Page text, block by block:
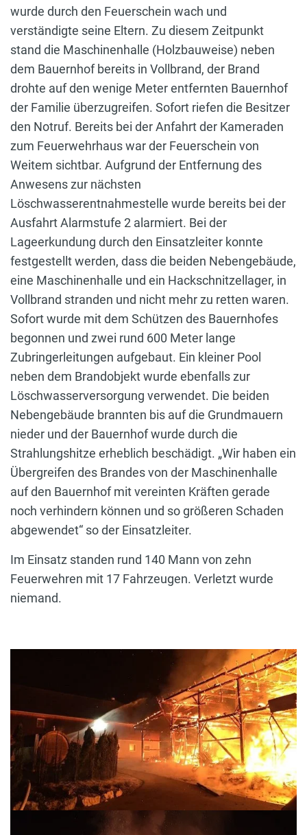
wurde durch den Feuerschein wach und
verständigte seine Eltern. Zu diesem Zeitpunkt
stand die Maschinenhalle (Holzbauweise) neben
dem Bauernhof bereits in Vollbrand, der Brand
drohte auf den wenige Meter entfernten Bauernhof
der Familie überzugreifen. Sofort riefen die Besitzer
den Notruf. Bereits bei der Anfahrt der Kameraden
zum Feuerwehrhaus war der Feuerschein von
Weitem sichtbar. Aufgrund der Entfernung des
Anwesens zur nächsten
Löschwasserentnahmestelle wurde bereits bei der
Ausfahrt Alarmstufe 2 alarmiert. Bei der
Lageerkundung durch den Einsatzleiter konnte
festgestellt werden, dass die beiden Nebengebäude,
eine Maschinenhalle und ein Hackschnitzellager, in
Vollbrand stranden und nicht mehr zu retten waren.
Sofort wurde mit dem Schützen des Bauernhofes
begonnen und zwei rund 600 Meter lange
Zubringerleitungen aufgebaut. Ein kleiner Pool
neben dem Brandobjekt wurde ebenfalls zur
Löschwasserversorgung verwendet. Die beiden
Nebengebäude brannten bis auf die Grundmauern
nieder und der Bauernhof wurde durch die
Strahlungshitze erheblich beschädigt. „Wir haben ein
Übergreifen des Brandes von der Maschinenhalle
auf den Bauernhof mit vereinten Kräften gerade
noch verhindern können und so größeren Schaden
abgewendet“ so der Einsatzleiter.
Im Einsatz standen rund 140 Mann von zehn
Feuerwehren mit 17 Fahrzeugen. Verletzt wurde
niemand.